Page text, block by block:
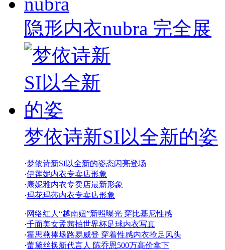
隐形内衣nubra 完全展
梦依诗新SI以全新的姿
·梦依诗新SI以全新的姿态闪亮登场
·伊莲妮内衣专卖店形象
·康妮雅内衣专卖店最新形象
·玛花玛莎内衣专卖店形象
·网络红人“越南妞”新照曝光 穿比基尼性感
·千面美女孟茜拍世界杯足球内衣写真
·霍思燕捧场路易威登 穿着性感内衣抢足风头
·蕾黛丝换新代言人 陈乔恩500万高价拿下